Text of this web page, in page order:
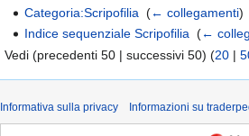
Categoria:Scripofilia ‎(← collegamenti)
Indice sequenziale Scripofilia ‎(←
Vedi (precedenti 50 | successivi 50) (20 |
Informativa sulla privacy Informazioni su